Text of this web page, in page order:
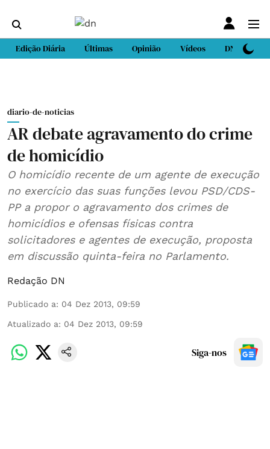
Edição Diária Últimas Opinião Vídeos DN Sport
diario-de-noticias
AR debate agravamento do crime
de homicídio
O homicídio recente de um agente de execução
no exercício das suas funções levou PSD/CDS-
PP a propor o agravamento dos crimes de
homicídios e ofensas físicas contra
solicitadores e agentes de execução, proposta
em discussão quinta-feira no Parlamento.
Redação DN
Publicado a: 04 Dez 2013, 09:59
Atualizado a: 04 Dez 2013, 09:59
Siga-nos